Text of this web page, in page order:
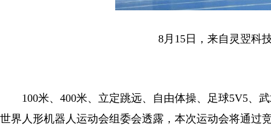
8月15日，来自灵翌科
100米、400米、立定跳远、自由体操、足球5V5、
世界人形机器人运动会组委会透露，本次运动会将通过